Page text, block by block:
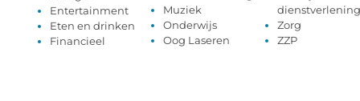
Entertainment
Eten en drinken
Financieel
Muziek
Onderwijs
Oog Laseren
dienstverlening
Zorg
ZZP